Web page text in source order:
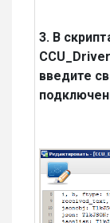
3. В
введите